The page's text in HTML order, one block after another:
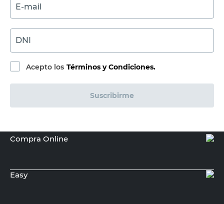
E-mail
DNI
Acepto los Términos y Condiciones.
Suscribirme
Compra Online
Easy